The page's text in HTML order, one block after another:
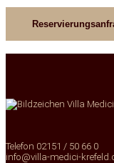
Telefon 02151 / 50 66 0
info@villa-medici-